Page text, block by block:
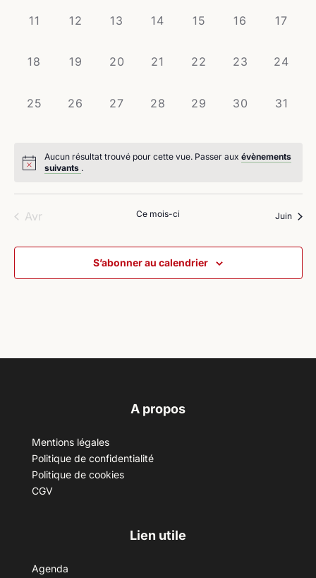
0
11
0
12
0
13
0
14
0
15
0
16
0
17
0
18
0
19
0
20
0
21
0
22
0
23
0
24
0
25
0
26
0
27
0
28
0
29
0
30
0
31
Aucun résultat trouvé pour cette vue. Passer aux évènements
suivants .
Avr Ce mois-ci Juin
S’abonner au calendrier
A propos
Mentions légales
Politique de confidentialité
Politique de cookies
CGV
Lien utile
Agenda